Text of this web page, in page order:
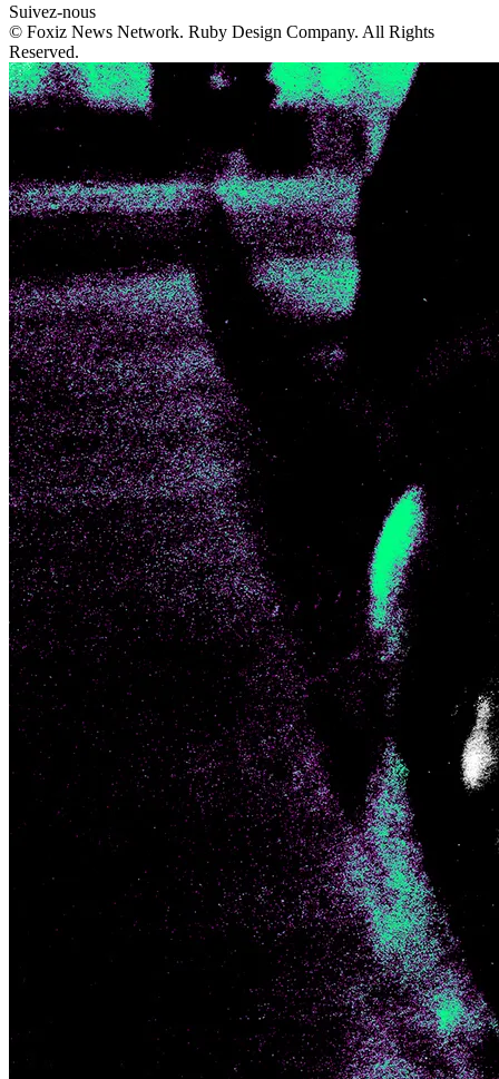
Suivez-nous
© Foxiz News Network. Ruby Design Company. All Rights
Reserved.